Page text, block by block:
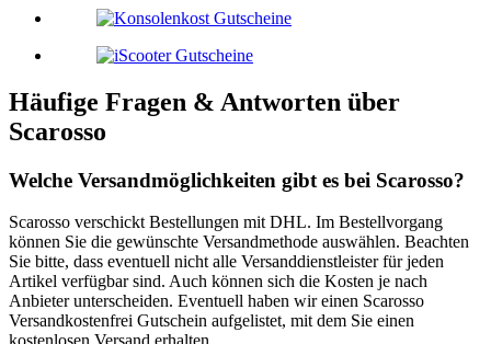
Häufige Fragen & Antworten über
Scarosso
Welche Versandmöglichkeiten gibt es bei Scarosso?
Scarosso verschickt Bestellungen mit DHL. Im Bestellvorgang
können Sie die gewünschte Versandmethode auswählen. Beachten
Sie bitte, dass eventuell nicht alle Versanddienstleister für jeden
Artikel verfügbar sind. Auch können sich die Kosten je nach
Anbieter unterscheiden. Eventuell haben wir einen Scarosso
Versandkostenfrei Gutschein aufgelistet, mit dem Sie einen